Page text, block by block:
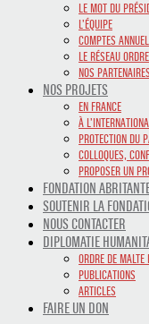
LE MOT DU
L’ÉQUIPE
COMPTES
LE RÉSEAU
NOS PARTENAIRES
NOS PROJETS
EN FRANCE
À
PROTECTION DU
COLLOQUES,
PROPOSER UN
FONDATION
SOUTENIR LA
NOUS CONTACTER
DIPLOMATIE
ORDRE DE
PUBLICATIONS
ARTICLES
FAIRE UN DON